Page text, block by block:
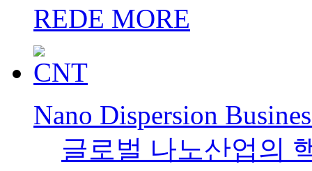
REDE MORE
Nano Dispersion
글로벌 나노산업의